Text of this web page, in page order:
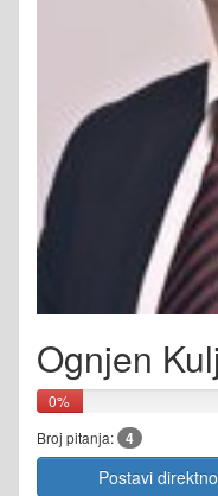
Ognjen
0%
Broj pitanja: 4
Postavi